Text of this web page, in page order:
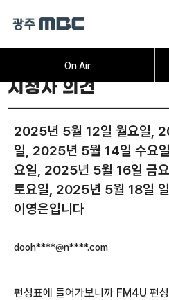
On Air
시청자 의견
2025년 5월 12일 월요일,
일, 2025년 5월 14일 수요
요일, 2025년 5월 16일 금
토요일, 2025년 5월 18일
이영은입니다
dooh****@n****.com
편성표에 들어가보니까 FM4U 편